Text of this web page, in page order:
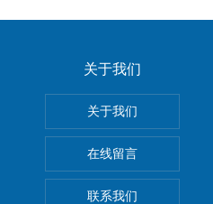
关于我们
关于我们
在线留言
联系我们